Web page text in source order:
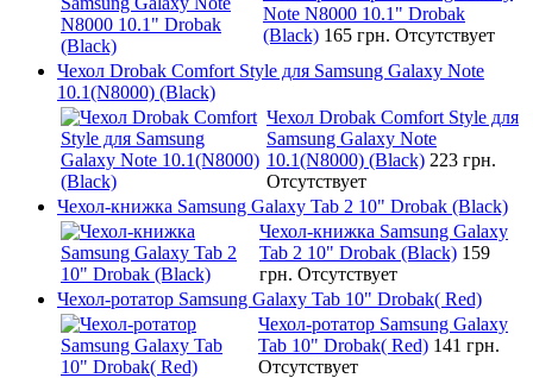
Note N8000 10.1" Drobak
(Black) 165 грн. Отсутствует
Чехол Drobak Comfort Style для Samsung Galaxy Note
10.1(N8000) (Black)
Чехол Drobak Comfort Style для
Samsung Galaxy Note
10.1(N8000) (Black) 223 грн.
Отсутствует
Чехол-книжка Samsung Galaxy Tab 2 10" Drobak (Black)
Чехол-книжка Samsung Galaxy
Tab 2 10" Drobak (Black) 159
грн. Отсутствует
Чехол-ротатор Samsung Galaxy Tab 10" Drobak( Red)
Чехол-ротатор Samsung Galaxy
Tab 10" Drobak( Red) 141 грн.
Отсутствует